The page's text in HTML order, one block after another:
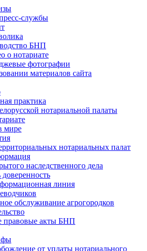
службы
БНП
о нотариате
фотографии
материалов сайта
практика
нотариальной палаты
мире
нотариальных палат
наследственного дела
линия
обслуживание агрогородков
правовые акты БНП
от уплаты нотариального